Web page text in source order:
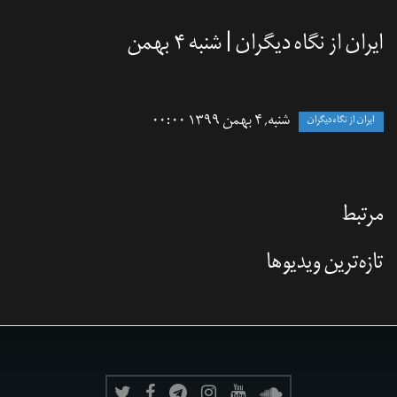
ایران از نگاه دیگران | شنبه ۴ بهمن
ایران از نگاه دیگران شنبه, ۴ بهمن ۱۳۹۹ ۰۰:۰۰
مرتبط
تازه‌‌ترین ویدیوها